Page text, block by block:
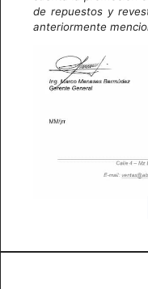
de repuestos y
anteriormente